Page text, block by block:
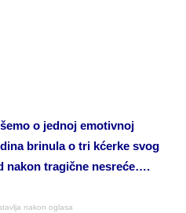
o jednoj emotivnoj
brinula o tri kćerke svog
nakon tragične nesreće….
nakon oglasa